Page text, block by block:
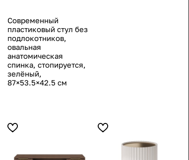
Современный
пластиковый стул без
подлокотников,
овальная
анатомическая
спинка, стопируется,
зелёный,
87×53.5×42.5 см